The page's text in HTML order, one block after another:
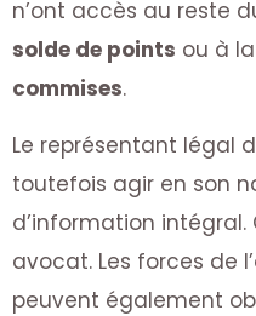
n’ont accès au reste
solde de points ou à la
commises.
Le représentant légal
toutefois agir en son
d’information intégral.
avocat. Les forces de
peuvent également